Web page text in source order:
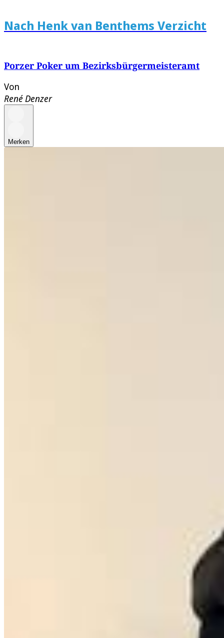
Nach Henk van Benthems Verzicht
Porzer Poker um Bezirksbürgermeisteramt
Von
René Denzer
Merken